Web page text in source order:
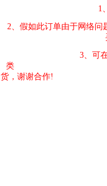
1、改变商品数
2、假如此订单
买的邮品的
3、可
类 方式告
货，谢谢合作!